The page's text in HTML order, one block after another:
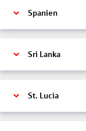
Spanien
Sri Lanka
St. Lucia